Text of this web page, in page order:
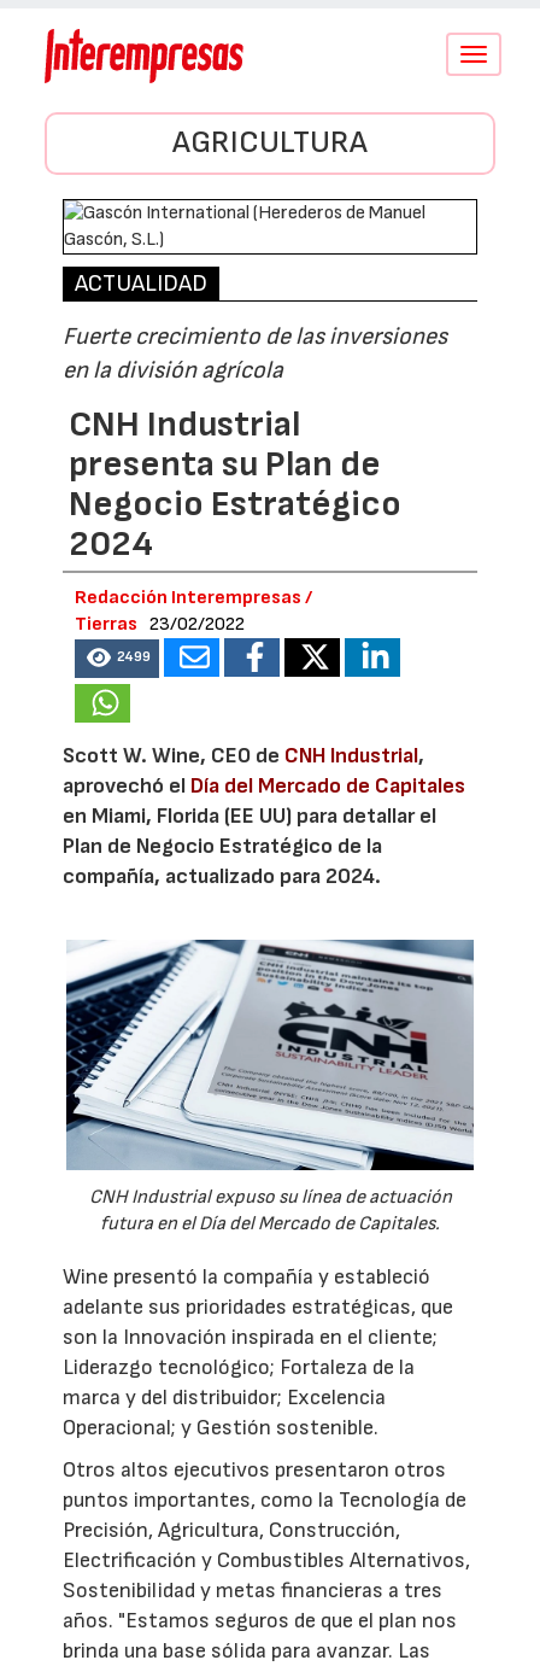
Conmutar
AGRICULTURA
ACTUALIDAD
Fuerte crecimiento de las inversiones
en la división agrícola
CNH Industrial
presenta su Plan de
Negocio Estratégico
2024
Redacción Interempresas /
Tierras
23/02/2022
2499
Scott W. Wine, CEO de CNH Industrial,
aprovechó el Día del Mercado de Capitales
en Miami, Florida (EE UU) para detallar el
Plan de Negocio Estratégico de la
compañía, actualizado para 2024.
CNH Industrial expuso su línea de actuación
futura en el Día del Mercado de Capitales.
Wine presentó la compañía y estableció
adelante sus prioridades estratégicas, que
son la Innovación inspirada en el cliente;
Liderazgo tecnológico; Fortaleza de la
marca y del distribuidor; Excelencia
Operacional; y Gestión sostenible.
Otros altos ejecutivos presentaron otros
puntos importantes, como la Tecnología de
Precisión, Agricultura, Construcción,
Electrificación y Combustibles Alternativos,
Sostenibilidad y metas financieras a tres
años. "Estamos seguros de que el plan nos
brinda una base sólida para avanzar. Las